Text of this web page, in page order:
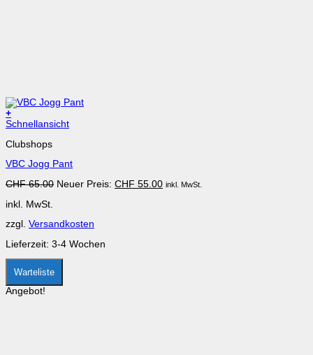
+
Dieses
weist
Varianten
Die
können
der
Produktseite
gewählt
werden
Schnellansicht
Clubshops
VBC Jogg Pant
CHF65.00 Ursprünglicher
Neuer Preis: CHF 55.00Aktueller
inkl. MwSt.
inkl. MwSt.
zzgl. Versandkosten
Lieferzeit: 3-4 Wochen
Warteliste
Angebot!